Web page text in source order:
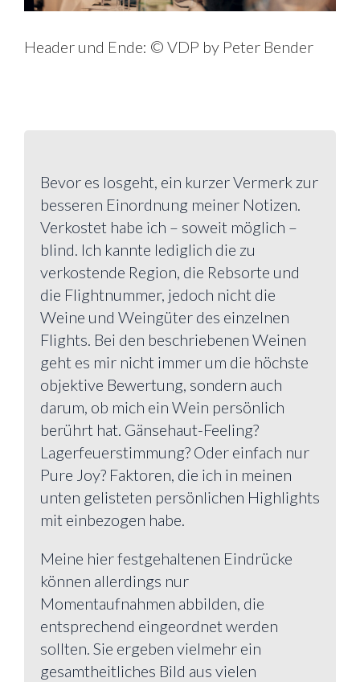
Header und Ende: © VDP by Peter Bender
Bevor es losgeht, ein kurzer Vermerk zur
besseren Einordnung meiner Notizen.
Verkostet habe ich – soweit möglich –
blind. Ich kannte lediglich die zu
verkostende Region, die Rebsorte und
die Flightnummer, jedoch nicht die
Weine und Weingüter des einzelnen
Flights. Bei den beschriebenen Weinen
geht es mir nicht immer um die höchste
objektive Bewertung, sondern auch
darum, ob mich ein Wein persönlich
berührt hat. Gänsehaut-Feeling?
Lagerfeuerstimmung? Oder einfach nur
Pure Joy? Faktoren, die ich in meinen
unten gelisteten persönlichen Highlights
mit einbezogen habe.
Meine hier festgehaltenen Eindrücke
können allerdings nur
Momentaufnahmen abbilden, die
entsprechend eingeordnet werden
sollten. Sie ergeben vielmehr ein
gesamtheitliches Bild aus vielen